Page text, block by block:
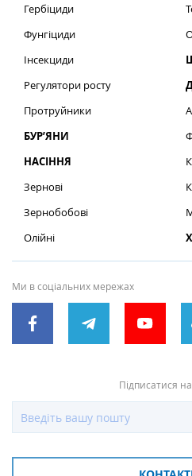
Гербіциди
Фунгіциди
Інсекциди
Регулятори росту
Протруйники
БУР’ЯНИ
НАСІННЯ
Зернові
Зернобобові
Олійні
Ми в соціальних мережах
Підписатися